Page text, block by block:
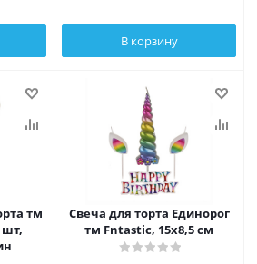
В корзину
тм
шт,
Свеча для торта Единорог
тм Fntastic, 15х8,5 см